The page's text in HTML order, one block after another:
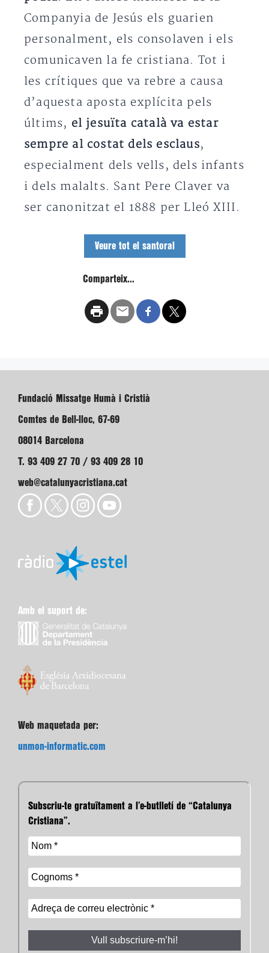
Companyia de Jesús els guarien
personalment, els consolaven i els
comunicaven la fe cristiana. Tot i
les crítiques que va rebre a causa
d’aquesta aposta explícita pels
últims, el jesuïta català va estar
sempre al costat dels esclaus,
especialment dels vells, dels infants
i dels malalts. Sant Pere Claver va
ser canonitzat el 1888 per Lleó XIII.
Veure tot el santoral
Comparteix...
Fundació Missatge Humà i Cristià
Comtes de Bell-lloc, 67-69
08014 Barcelona
T. 93 409 27 70 / 93 409 28 10
web@catalunyacristiana.cat
Amb el suport de:
Web maquetada per:
unmon-informatic.com
Subscriu-te gratuïtament a l’e-butlletí de “Catalunya
Cristiana”.